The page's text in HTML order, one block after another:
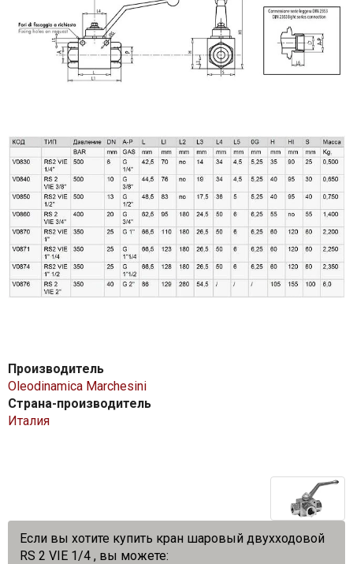
Производитель
Oleodinamica Marchesini
Страна-производитель
Италия
Если вы хотите купить кран шаровый двухходовой
RS 2 VIE 1/4 , вы можете: